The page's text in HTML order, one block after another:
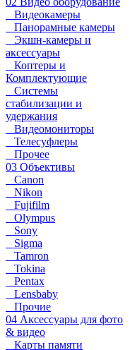
Видеокамеры
Панорамные камеры
Экшн-камеры и
аксессуары
Коптеры и
Комплектующие
Системы
стабилизации и
удержания
Видеомониторы
Телесуфлеры
Прочее
03 Объективы
Canon
Nikon
Fujifilm
Olympus
Sony
Sigma
Tamron
Tokina
Pentax
Lensbaby
Прочие
04 Аксессуары для фото
& видео
Карты памяти